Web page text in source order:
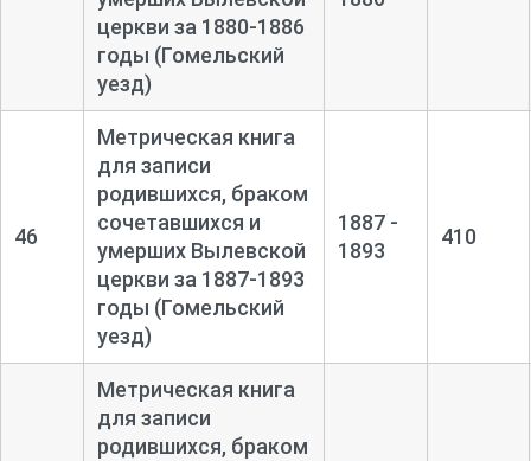
церкви за 1880-1886
годы (Гомельский
уезд)
46
Метрическая книга
для записи
родившихся, браком
сочетавшихся и
умерших Вылевской
церкви за 1887-1893
годы (Гомельский
уезд)
1887 -
1893
410
Метрическая книга
для записи
родившихся, браком